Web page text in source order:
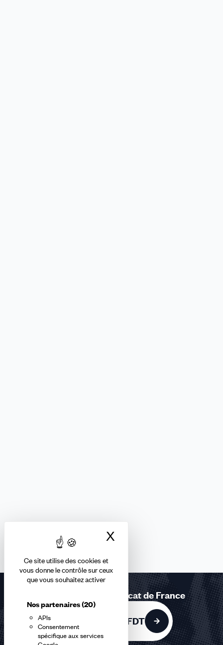
Ce site utilise des cookies et
vous donne le contrôle sur ceux
que vous souhaitez activer
Nos partenaires(20)
APIs
Consentement
spécifique aux services
X
Rejoignez le 1er syndicat de France
Adhérer à la CFDT